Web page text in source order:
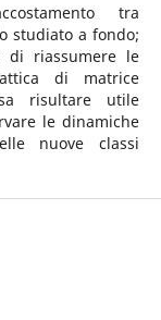
tra
studiato a fondo;
di riassumere le
di matrice
risultare utile
le dinamiche
nuove classi